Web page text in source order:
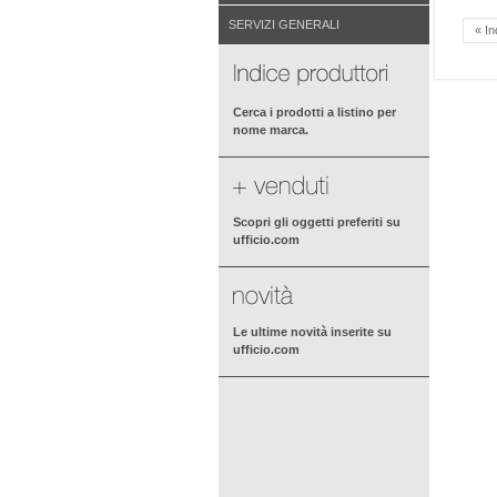
SERVIZI GENERALI
Cerca i prodotti a listino per
nome marca.
Scopri gli oggetti preferiti su
ufficio.com
Le ultime novità inserite su
ufficio.com
«